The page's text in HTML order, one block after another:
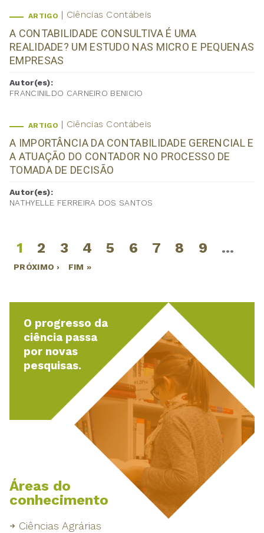
ARTIGO Ciências Contábeis
A CONTABILIDADE CONSULTIVA É UMA
REALIDADE? UM ESTUDO NAS MICRO E PEQUENAS
EMPRESAS
Autor(es):
FRANCINILDO CARNEIRO BENICIO
ARTIGO Ciências Contábeis
A IMPORTÂNCIA DA CONTABILIDADE GERENCIAL E
A ATUAÇÃO DO CONTADOR NO PROCESSO DE
TOMADA DE DECISÃO
Autor(es):
NATHYELLE FERREIRA DOS SANTOS
Páginas
1 2 3 4 5 6 7 8 9 …
PRÓXIMO › FIM »
O progresso da
ciência passa
por novas
pesquisas.
Áreas do
conhecimento
Ciências Agrárias